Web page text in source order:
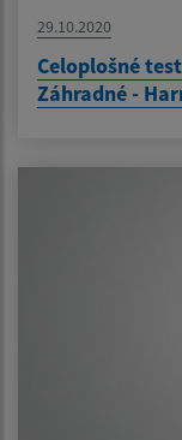
29.10.2020
Celoplošné
Záhradné -